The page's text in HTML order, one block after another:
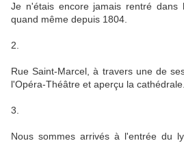
Je n'étais encore jamais rentré dans
quand même depuis 1804.
2.
Rue Saint-Marcel, à travers une de
l'Opéra-Théâtre et aperçu la cathédrale.
3.
Nous sommes arrivés à l'entrée du